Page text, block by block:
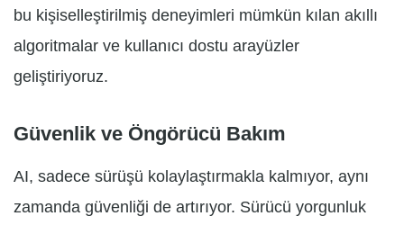
bu kişiselleştirilmiş deneyimleri mümkün kılan akıllı
algoritmalar ve kullanıcı dostu arayüzler
geliştiriyoruz.
Güvenlik ve Öngörücü Bakım
AI, sadece sürüşü kolaylaştırmakla kalmıyor, aynı
zamanda güvenliği de artırıyor. Sürücü yorgunluk